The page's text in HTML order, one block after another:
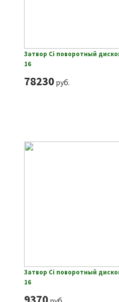
Затвор Ci поворотный
16
78230руб.
Затвор Ci поворотный
16